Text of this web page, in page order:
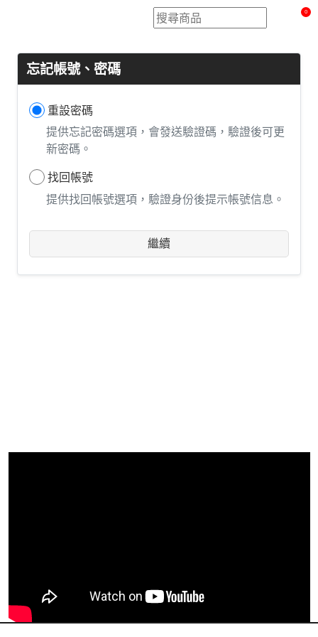
0
忘記帳號、密碼
重設密碼
提供忘記密碼選項，會發送驗證碼，驗證後可更
新密碼。
找回帳號
提供找回帳號選項，驗證身份後提示帳號信息。
繼續